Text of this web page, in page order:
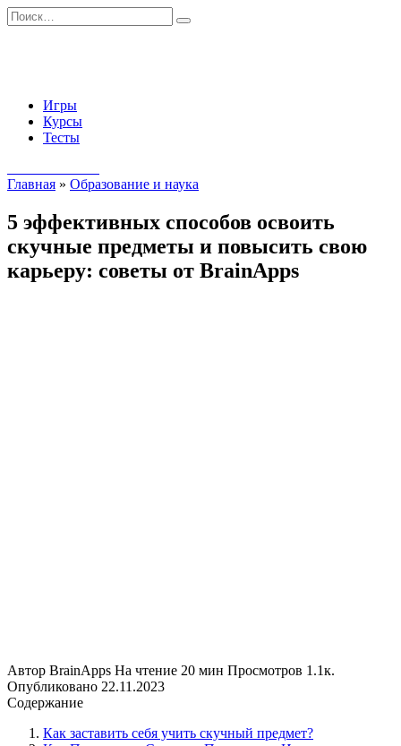
Перейти
к
Search
for:
Игры
Курсы
Тесты
Главная » Образование и наука
5 эффективных способов освоить
скучные предметы и повысить свою
карьеру: советы от BrainApps
Автор BrainApps На чтение 20 мин Просмотров 1.1к.
Опубликовано 22.11.2023
Содержание
Как заставить себя учить скучный предмет?